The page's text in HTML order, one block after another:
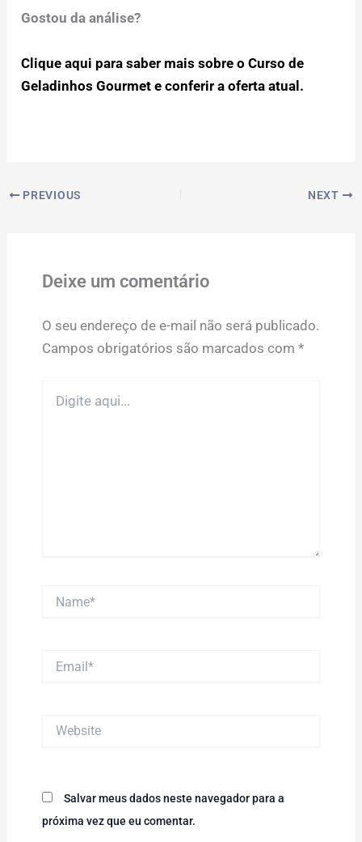
Gostou da análise?
Clique aqui para saber mais sobre o Curso de
Geladinhos Gourmet e conferir a oferta atual.
PREVIOUS NEXT
Deixe um comentário
O seu endereço de e-mail não será publicado.
Campos obrigatórios são marcados com *
aqui...
Salvar meus dados neste navegador para a
próxima vez que eu comentar.